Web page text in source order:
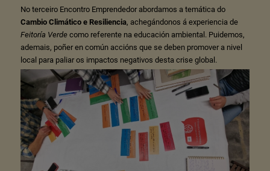
No terceiro Encontro Emprendedor abordamos a temática do
Cambio Climático e Resiliencia, achegándonos á experiencia de
Feitoría Verdecomo referente na educación ambiental. Puidemos,
ademais, poñer en común accións que se deben promover a nivel
local para paliar os impactos negativos desta crise global.